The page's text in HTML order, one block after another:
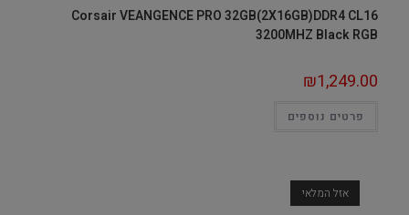
Corsair VEANGENCE PRO 32GB(2X16GB)DDR4 CL16
3200MHZ Black RGB
₪1,249.00
פרטים נוספים
אזל המלאי